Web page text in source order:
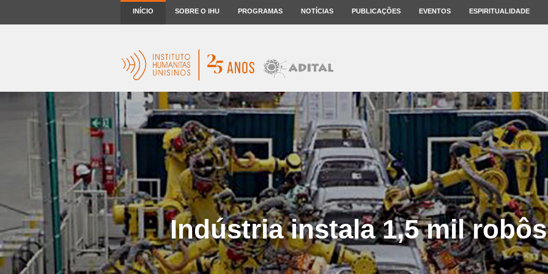
INÍCIO SOBRE O IHU PROGRAMAS NOTÍCIAS PUBLICAÇÕES EVENTOS ESPIRITUALIDADE
Indústria instala 1,5 mil